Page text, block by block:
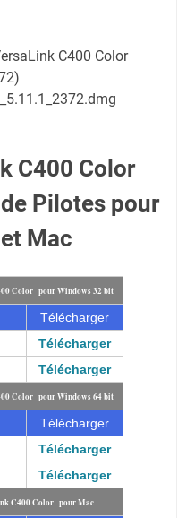
C400 Color
C400 Color
Pilotes pour
Mac
Color pour Windows 32 bit
Télécharger
Télécharger
Télécharger
Color pour Windows 64 bit
Télécharger
Télécharger
Télécharger
C400 Color pour Mac